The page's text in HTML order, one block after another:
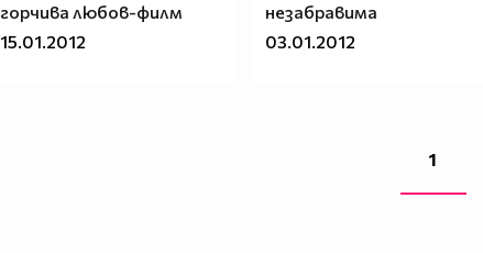
горчива любов-филм
15.01.2012
незабравима
03.01.2012
1